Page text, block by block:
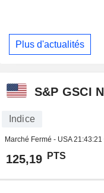
Plus d'actualités
S&P GSCI
Indice
Marché Fermé - USA21:43:21
125,19 PTS